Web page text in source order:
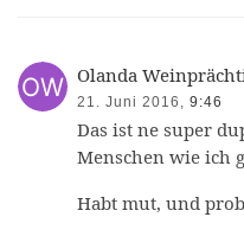
Olanda
21. Juni 2016, 9:46
Das ist ne super
Menschen wie ich
Habt mut, und